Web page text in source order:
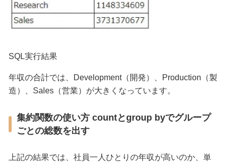
SQL実行結果
年収の合計では、Development（開発）、Production（製
造）、Sales（営業）が大きくなっています。
集約関数の使い方 countとgroup byでグループ
ごとの総数を出す
上記の結果では、社員一人ひとりの年収が高いのか、単